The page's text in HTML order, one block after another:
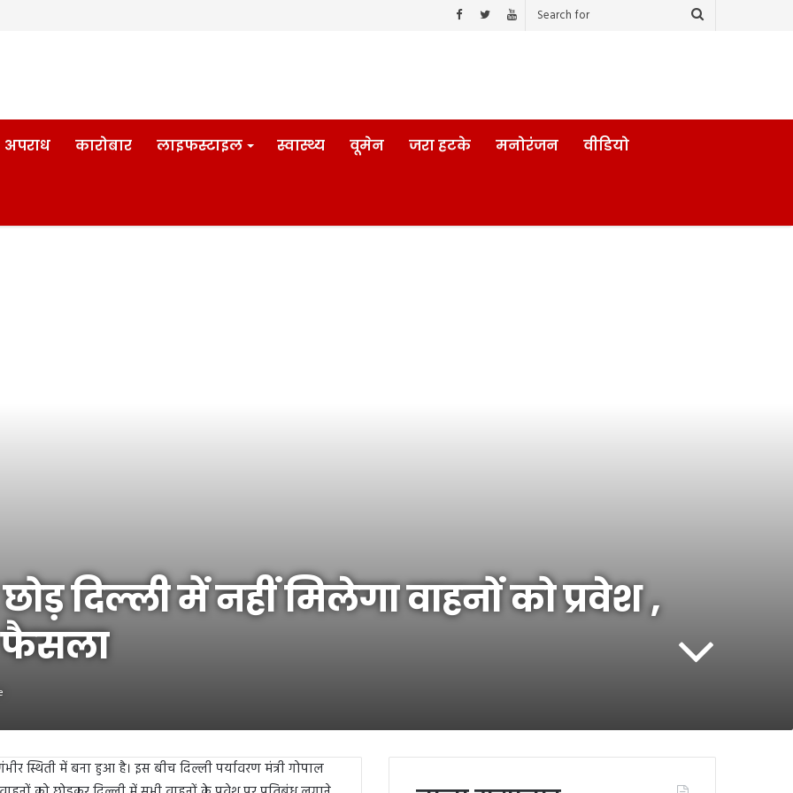
अपराध कारोबार लाइफस्टाइल स्वास्थ्य वूमेन जरा हटके मनोरंजन वीडियो
दिल्ली में नहीं मिलेगा वाहनों को प्रवेश ,
फैसला
स्थिती में बना हुआ है। इस बीच दिल्ली पर्यावरण मंत्री गोपाल